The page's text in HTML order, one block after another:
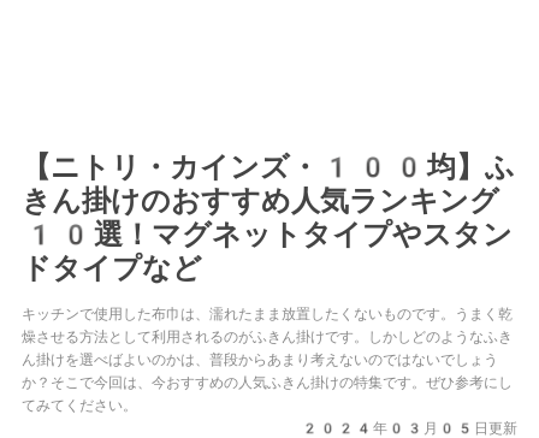
【ニトリ・カインズ・100均】ふ
きん掛けのおすすめ人気ランキング
10選！マグネットタイプやスタン
ドタイプなど
キッチンで使用した布巾は、濡れたまま放置したくないものです。うまく乾
燥させる方法として利用されるのがふきん掛けです。しかしどのようなふき
ん掛けを選べばよいのかは、普段からあまり考えないのではないでしょう
か？そこで今回は、今おすすめの人気ふきん掛けの特集です。ぜひ参考にし
てみてください。
2024年03月05日更新